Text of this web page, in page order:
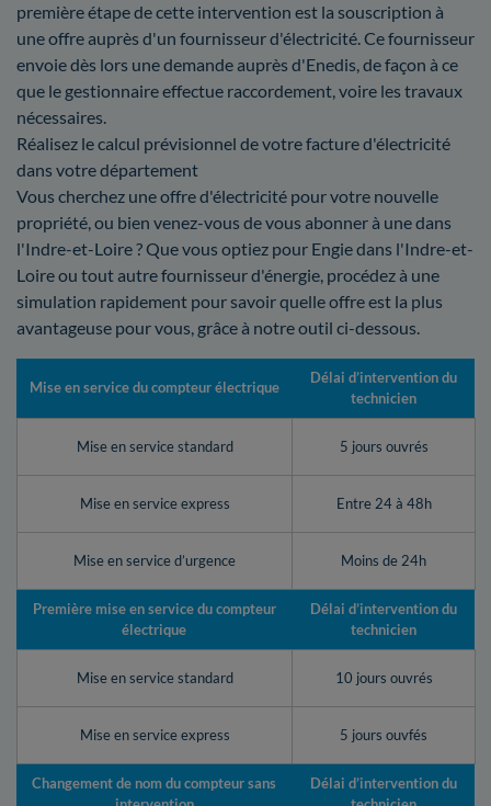
première étape de cette intervention est la souscription à
une offre auprès d'un fournisseur d'électricité. Ce fournisseur
envoie dès lors une demande auprès d'Enedis, de façon à ce
que le gestionnaire effectue raccordement, voire les travaux
nécessaires.
Réalisez le calcul prévisionnel de votre facture d'électricité
dans votre département
Vous cherchez une offre d'électricité pour votre nouvelle
propriété, ou bien venez-vous de vous abonner à une dans
l'Indre-et-Loire ? Que vous optiez pour Engie dans l'Indre-et-
Loire ou tout autre fournisseur d'énergie, procédez à une
simulation rapidement pour savoir quelle offre est la plus
avantageuse pour vous, grâce à notre outil ci-dessous.
Mise en service du compteur électrique
Délai d’intervention du
technicien
Mise en service standard 5 jours ouvrés
Mise en service express Entre 24 à 48h
Mise en service d’urgence Moins de 24h
Première mise en service du compteur
électrique
Délai d’intervention du
technicien
Mise en service standard 10 jours ouvrés
Mise en service express 5 jours ouvfés
Changement de nom du compteur sans
Délai d’intervention du